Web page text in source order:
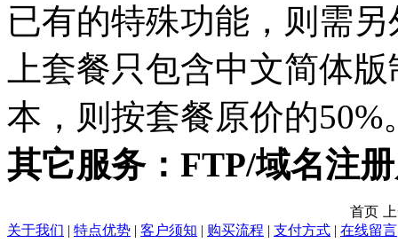
已有的特殊功能，则需
上套餐只包含中文简体
本，则按套餐原价的50%
其它服务：FTP/域名注
首页
关于我们 | 特点优势 | 客户须知 | 购买流程 | 支付方式 | 在线留言